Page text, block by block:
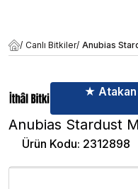
/ Canlı Bitkiler/ Anubias
★ Atakan
Anubias Stardust
Ürün Kodu: 2312898